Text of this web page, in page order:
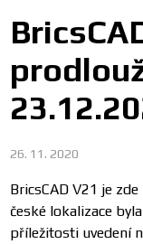
26. 11. 2020
BricsCAD V21 je
české lokalizace
příležitosti uvedení